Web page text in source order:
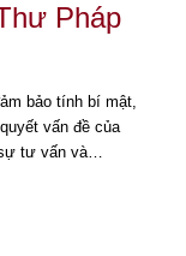
Pháp
bảo tính bí mật,
vấn đề của
sự tư vấn và…